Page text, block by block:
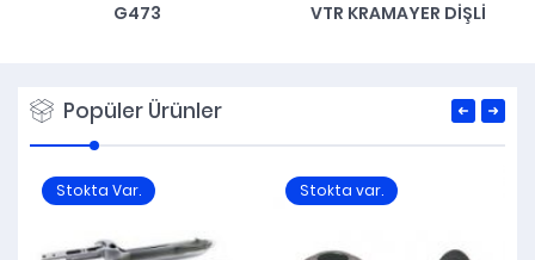
G473 VTR KRAMAYER DIŞLI
Popüler Ürünler
Stokta Var. Stokta var.